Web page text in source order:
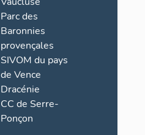
Parc des
Baronnies
provençales
SIVOM du pays
de Vence
Dracénie
CC de Serre-
Ponçon